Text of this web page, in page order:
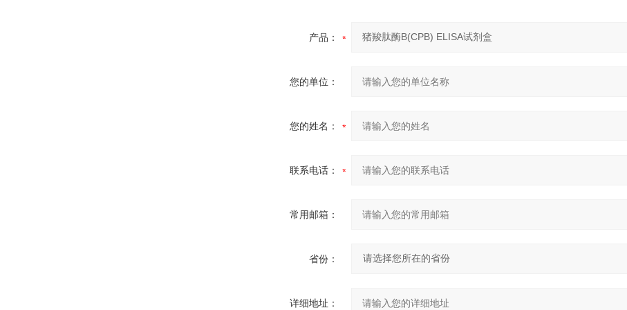
产品：
您的单位：
您的姓名：
联系电话：
常用邮箱：
省份：
详细地址：